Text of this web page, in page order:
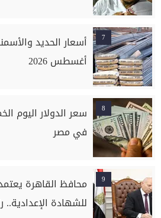
7
أغسطس 2026
8
في مصر
9
محافظ القاهرة
للشهادة